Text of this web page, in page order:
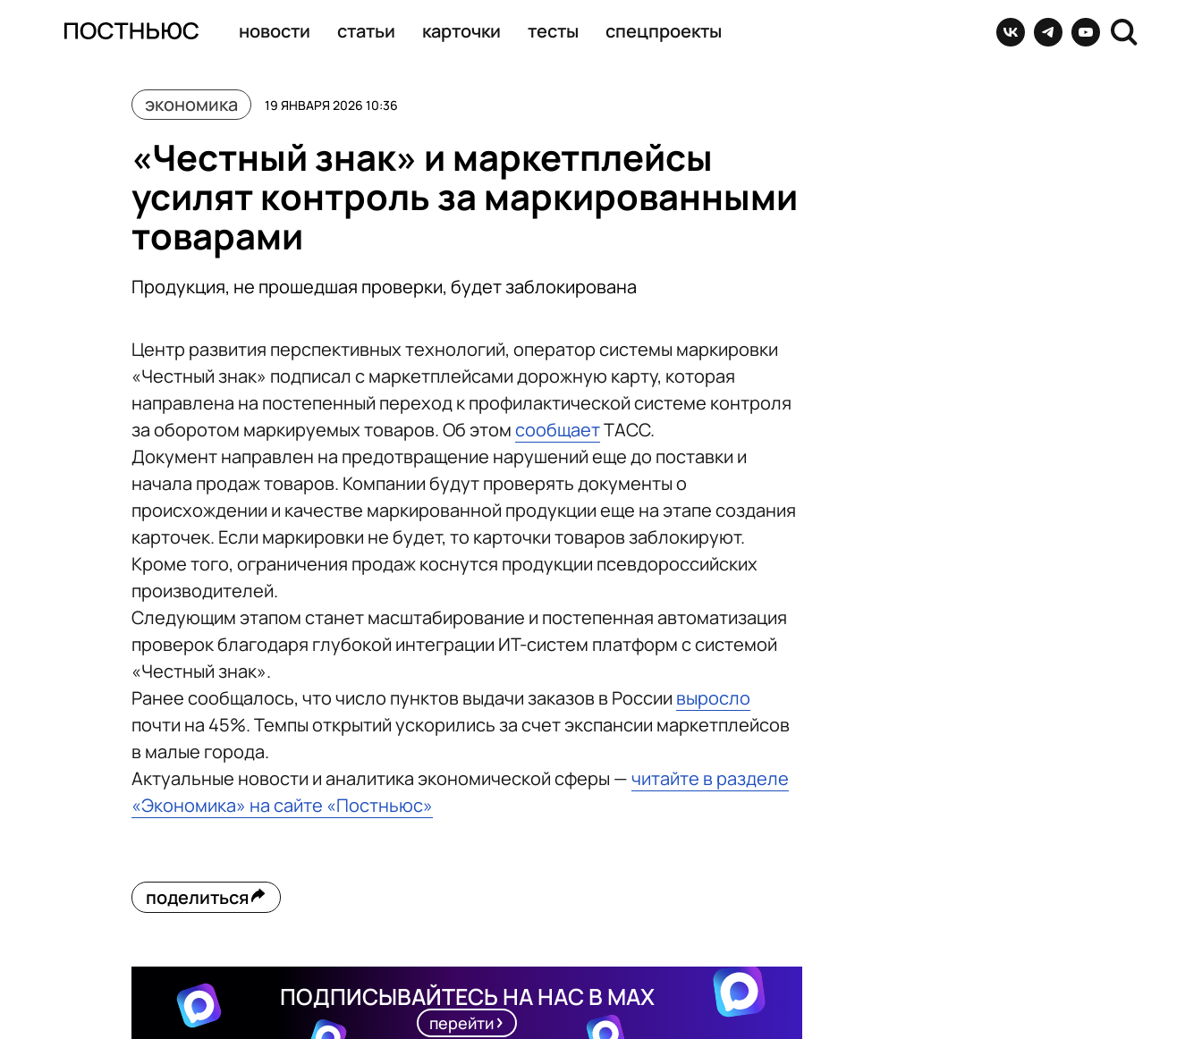
новости статьи карточки тесты спецпроекты
экономика 19 ЯНВАРЯ 2026 10:36
«Честный знак» и маркетплейсы
усилят контроль за маркированными
товарами
Продукция, не прошедшая проверки, будет заблокирована
Центр развития перспективных технологий, оператор системы маркировки
«Честный знак» подписал с маркетплейсами дорожную карту, которая
направлена на постепенный переход к профилактической системе контроля
за оборотом маркируемых товаров. Об этомсообщаетТАСС.
Документ направлен на предотвращение нарушений еще до поставки и
начала продаж товаров. Компании будут проверять документы о
происхождении и качестве маркированной продукции еще на этапе создания
карточек. Если маркировки не будет, то карточки товаров заблокируют.
Кроме того, ограничения продаж коснутся продукции псевдороссийских
производителей.
Следующим этапом станет масштабирование и постепенная автоматизация
проверок благодаря глубокой интеграции ИТ-систем платформ с системой
«Честный знак».
Ранее сообщалось, что число пунктов выдачи заказов в России выросло
почти на 45%. Темпы открытий ускорились за счет экспансии маркетплейсов
в малые города.
Актуальные новости и аналитика экономической сферы —читайте в разделе
«Экономика» на сайте «Постньюс»
поделиться
ПОДПИСЫВАЙТЕСЬ НА НАС В MAX
перейти